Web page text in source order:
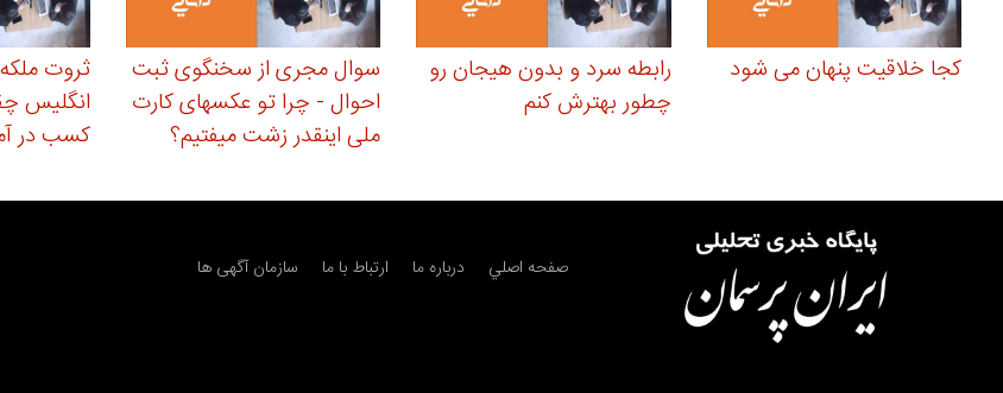
کجا خلاقیت پنهان می شود
رابطه سرد و بدون هیجان رو
چطور بهترش كنم
سوال مجری از سخنگوی ثبت
احوال - چرا تو عکسهای کارت
ملی اینقدر زشت میفتیم؟
ثروت
انگلیس
کسب در
صفحه اصلي درباره ما ارتباط با ما سازمان آگهی ها